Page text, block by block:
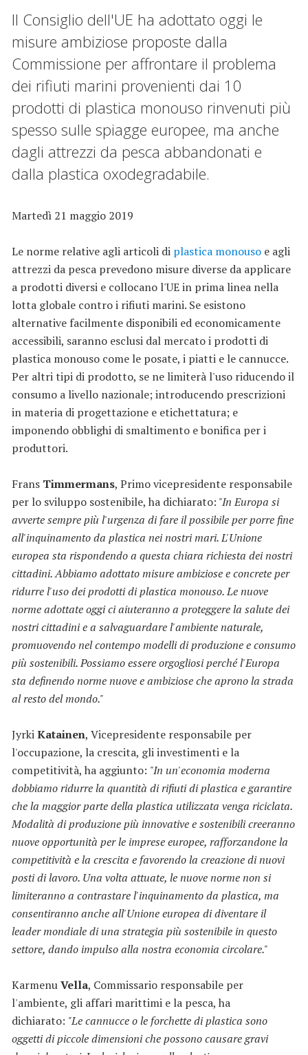
Il Consiglio dell'UE ha adottato oggi le
misure ambiziose proposte dalla
Commissione per affrontare il problema
dei rifiuti marini provenienti dai 10
prodotti di plastica monouso rinvenuti più
spesso sulle spiagge europee, ma anche
dagli attrezzi da pesca abbandonati e
dalla plastica oxodegradabile.
Martedì 21 maggio 2019
Le norme relative agli articoli di plastica monouso e agli
attrezzi da pesca prevedono misure diverse da applicare
a prodotti diversi e collocano l'UE in prima linea nella
lotta globale contro i rifiuti marini. Se esistono
alternative facilmente disponibili ed economicamente
accessibili, saranno esclusi dal mercato i prodotti di
plastica monouso come le posate, i piatti e le cannucce.
Per altri tipi di prodotto, se ne limiterà l'uso riducendo il
consumo a livello nazionale; introducendo prescrizioni
in materia di progettazione e etichettatura; e
imponendo obblighi di smaltimento e bonifica per i
produttori.
Frans Timmermans, Primo vicepresidente responsabile
per lo sviluppo sostenibile, ha dichiarato: "In Europa si
avverte sempre più l'urgenza di fare il possibile per porre fine
all'inquinamento da plastica nei nostri mari. L'Unione
europea sta rispondendo a questa chiara richiesta dei nostri
cittadini. Abbiamo adottato misure ambiziose e concrete per
ridurre l'uso dei prodotti di plastica monouso. Le nuove
norme adottate oggi ci aiuteranno a proteggere la salute dei
nostri cittadini e a salvaguardare l'ambiente naturale,
promuovendo nel contempo modelli di produzione e consumo
più sostenibili. Possiamo essere orgogliosi perché l'Europa
sta definendo norme nuove e ambiziose che aprono la strada
al resto del mondo."
JyrkiKatainen, Vicepresidente responsabile per
l'occupazione, la crescita, gli investimenti e la
competitività, ha aggiunto: "In un'economia moderna
dobbiamo ridurre la quantità di rifiuti di plastica e garantire
che la maggior parte della plastica utilizzata venga riciclata.
Modalità di produzione più innovative e sostenibili creeranno
nuove opportunità per le imprese europee, rafforzandone la
competitività e la crescita e favorendo la creazione di nuovi
posti di lavoro. Una volta attuate, le nuove norme non si
limiteranno a contrastare l'inquinamento da plastica, ma
consentiranno anche all'Unione europea di diventare il
leader mondiale di una strategia più sostenibile in questo
settore, dando impulso alla nostra economia circolare."
KarmenuVella, Commissario responsabile per
l'ambiente, gli affari marittimi e la pesca, ha
dichiarato: "Le cannucce o le forchette di plastica sono
oggetti di piccole dimensioni che possono causare gravi